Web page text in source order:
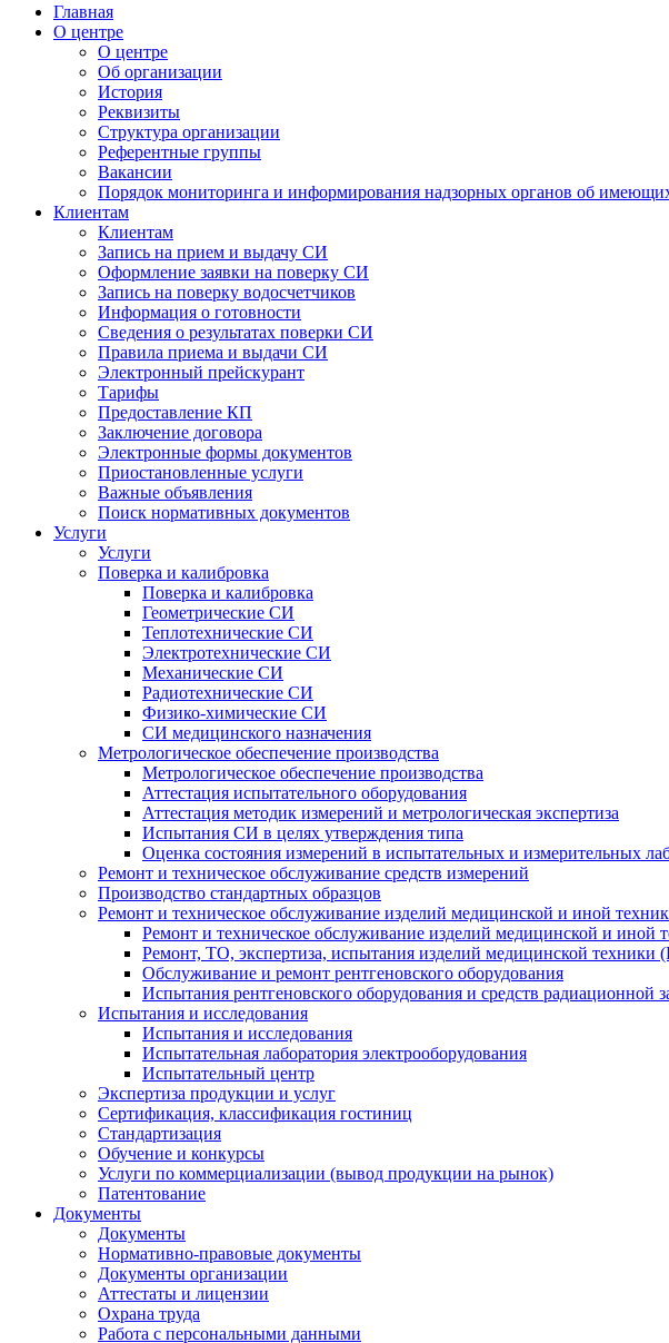
Главная
О центре
О центре
Об организации
История
Реквизиты
Структура организации
Референтные группы
Вакансии
Порядок мониторинга и информирования надзорных органов об
Клиентам
Клиентам
Запись на прием и выдачу СИ
Оформление заявки на поверку СИ
Запись на поверку водосчетчиков
Информация о готовности
Сведения о результатах поверки СИ
Правила приема и выдачи СИ
Электронный прейскурант
Тарифы
Предоставление КП
Заключение договора
Электронные формы документов
Приостановленные услуги
Важные объявления
Поиск нормативных документов
Услуги
Услуги
Поверка и калибровка
Поверка и калибровка
Геометрические СИ
Теплотехнические СИ
Электротехнические СИ
Механические СИ
Радиотехнические СИ
Физико-химические СИ
СИ медицинского назначения
Метрологическое обеспечение производства
Метрологическое обеспечение производства
Аттестация испытательного оборудования
Аттестация методик измерений и метрологическая экспертиза
Испытания СИ в целях утверждения типа
Оценка состояния измерений в испытательных и измерительных
Ремонт и техническое обслуживание средств измерений
Производство стандартных образцов
Ремонт и техническое обслуживание изделий медицинской и иной
Ремонт и техническое обслуживание изделий медицинской и иной
Ремонт, ТО, экспертиза, испытания изделий медицинской
Обслуживание и ремонт рентгеновского оборудования
Испытания рентгеновского оборудования и средств радиационной
Испытания и исследования
Испытания и исследования
Испытательная лаборатория электрооборудования
Испытательный центр
Экспертиза продукции и услуг
Сертификация, классификация гостиниц
Стандартизация
Обучение и конкурсы
Услуги по коммерциализации (вывод продукции на рынок)
Патентование
Документы
Документы
Нормативно-правовые документы
Документы организации
Аттестаты и лицензии
Охрана труда
Работа с персональными данными